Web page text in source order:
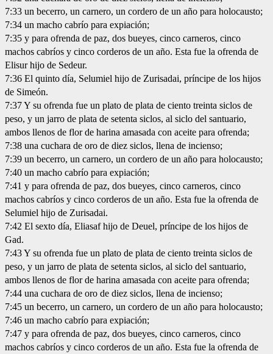
7:33 un becerro, un carnero, un cordero de un año para holocausto;
7:34 un macho cabrío para expiación;
7:35 y para ofrenda de paz, dos bueyes, cinco carneros, cinco
machos cabríos y cinco corderos de un año. Esta fue la ofrenda de
Elisur hijo de Sedeur.
7:36 El quinto día, Selumiel hijo de Zurisadai, príncipe de los hijos
de Simeón.
7:37 Y su ofrenda fue un plato de plata de ciento treinta siclos de
peso, y un jarro de plata de setenta siclos, al siclo del santuario,
ambos llenos de flor de harina amasada con aceite para ofrenda;
7:38 una cuchara de oro de diez siclos, llena de incienso;
7:39 un becerro, un carnero, un cordero de un año para holocausto;
7:40 un macho cabrío para expiación;
7:41 y para ofrenda de paz, dos bueyes, cinco carneros, cinco
machos cabríos y cinco corderos de un año. Esta fue la ofrenda de
Selumiel hijo de Zurisadai.
7:42 El sexto día, Eliasaf hijo de Deuel, príncipe de los hijos de
Gad.
7:43 Y su ofrenda fue un plato de plata de ciento treinta siclos de
peso, y un jarro de plata de setenta siclos, al siclo del santuario,
ambos llenos de flor de harina amasada con aceite para ofrenda;
7:44 una cuchara de oro de diez siclos, llena de incienso;
7:45 un becerro, un carnero, un cordero de un año para holocausto;
7:46 un macho cabrío para expiación;
7:47 y para ofrenda de paz, dos bueyes, cinco carneros, cinco
machos cabríos y cinco corderos de un año. Esta fue la ofrenda de